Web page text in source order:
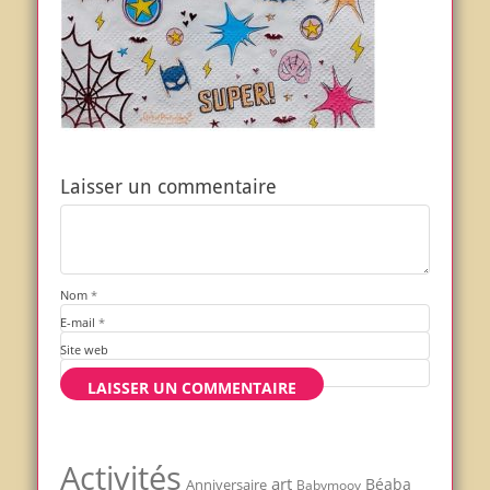
Laisser un commentaire
Nom *
E-mail *
Site web
Activités Anniversaire art Babymoov Béaba